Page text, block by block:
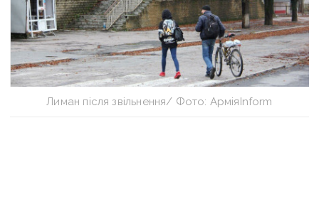
Лиман після звільнення/ Фото: АрміяInform